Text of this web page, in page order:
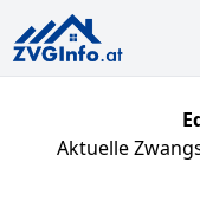
Aktuelle